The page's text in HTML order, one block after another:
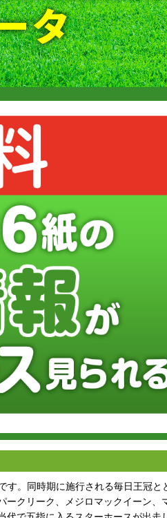
。同時期に施行される毎日王冠と
クリーク、メジロマックイーン、